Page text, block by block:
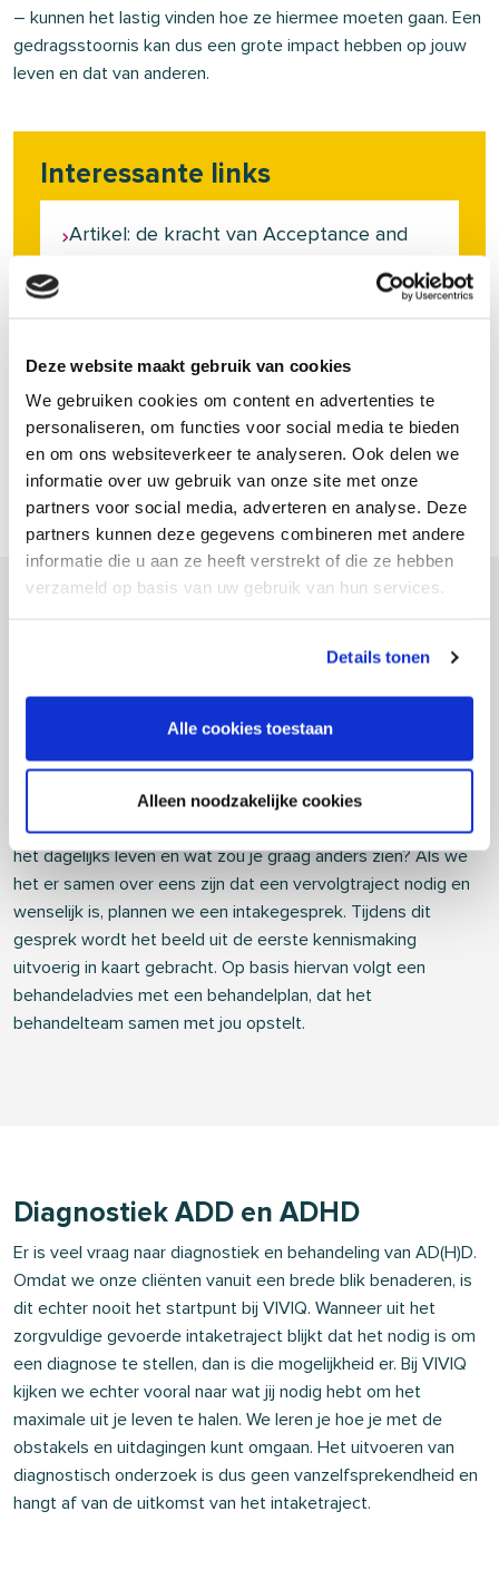
Deze website maakt gebruik van cookies
We gebruiken cookies om content en advertenties te
personaliseren, om functies voor social media te bieden
en om ons websiteverkeer te analyseren. Ook delen we
informatie over uw gebruik van onze site met onze
partners voor social media, adverteren en analyse. Deze
partners kunnen deze gegevens combineren met andere
informatie die u aan ze heeft verstrekt of die ze hebben
verzameld op basis van uw gebruik van hun services.
Details tonen
Alle cookies toestaan
Alleen noodzakelijke cookies
– kunnen het lastig vinden hoe ze hiermee moeten gaan. Een
gedragsstoornis kan dus een grote impact hebben op jouw
leven en dat van anderen.
Interessante links
Artikel: de kracht van Acceptance and
Video: hoe werkt ons bewustzijn
mogelijkheden voor zijn. In een open gesprek luisteren we
aandachtig naar jouw verhaal en gaan we met open blik
dieper in op je vraag. Waar loop je bijvoorbeeld tegenaan in
het dagelijks leven en wat zou je graag anders zien? Als we
het er samen over eens zijn dat een vervolgtraject nodig en
wenselijk is, plannen we een intakegesprek. Tijdens dit
gesprek wordt het beeld uit de eerste kennismaking
uitvoerig in kaart gebracht. Op basis hiervan volgt een
behandeladvies met een behandelplan, dat het
behandelteam samen met jou opstelt.
Diagnostiek ADD en ADHD
Er is veel vraag naar diagnostiek en behandeling van AD(H)D.
Omdat we onze cliënten vanuit een brede blik benaderen, is
dit echter nooit het startpunt bij VIVIQ. Wanneer uit het
zorgvuldige gevoerde intaketraject blijkt dat het nodig is om
een diagnose te stellen, dan is die mogelijkheid er. Bij VIVIQ
kijken we echter vooral naar wat jij nodig hebt om het
maximale uit je leven te halen. We leren je hoe je met de
obstakels en uitdagingen kunt omgaan. Het uitvoeren van
diagnostisch onderzoek is dus geen vanzelfsprekendheid en
hangt af van de uitkomst van het intaketraject.